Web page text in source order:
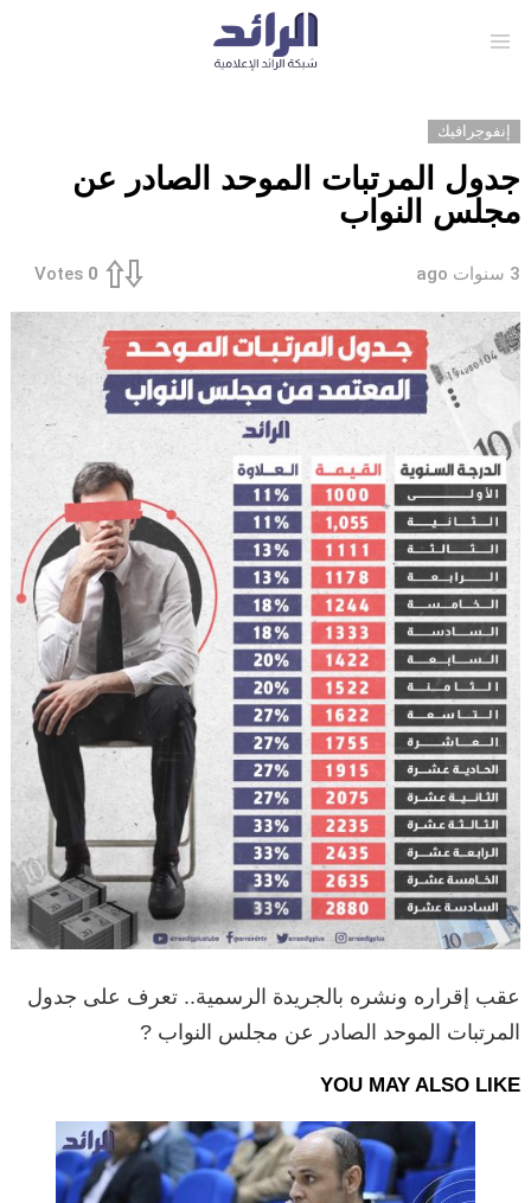
إنفوجرافيك
جدول المرتبات الموحد الصادر عن
مجلس النواب
3 سنوات ago 0
Votes
عقب إقراره ونشره بالجريدة الرسمية.. تعرف على جدول
المرتبات الموحد الصادر عن مجلس النواب ?
YOU MAY ALSO LIKE